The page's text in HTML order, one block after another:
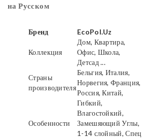
на Русском
Бренд EcoPol.Uz
Коллекция
Дом, Квартира,
Офис, Школа,
Детсад ...
Страны
производителя
Бельгия, Италия,
Норвегия, Франция,
Россия, Китай,
Особенности
Гибкий,
Влагостойкий,
Замешяющий Углы,
1-14 слойный, Спец